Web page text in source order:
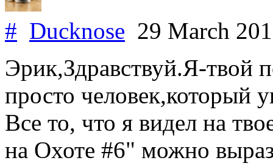
# Ducknose 29 March
Эрик,Здравствуй.Я-твой
просто человек,который
Все то, что я видел на
на Охоте #6" можно